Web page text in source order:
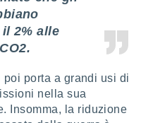
2% alle
porta a grandi usi di
nella sua
Insomma, la riduzione